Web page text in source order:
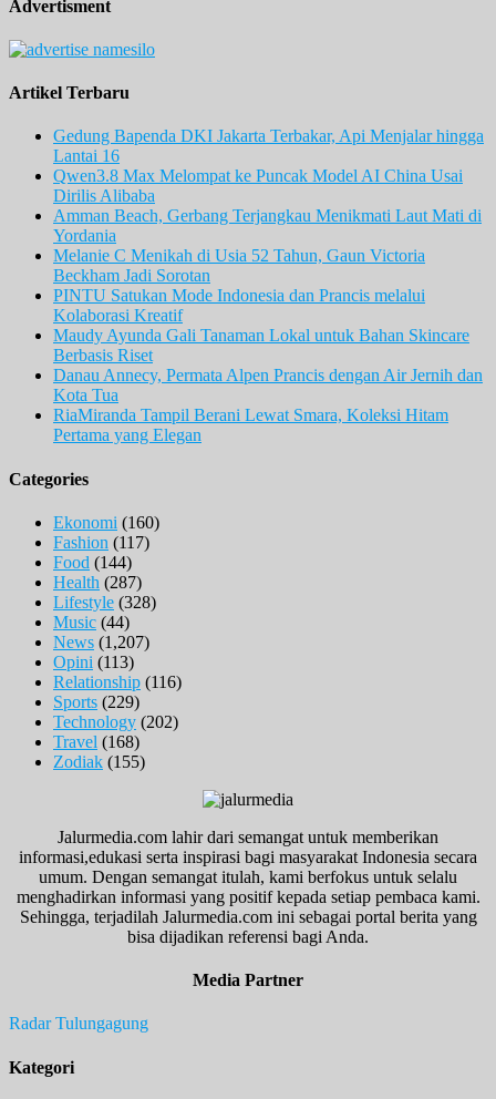
Advertisment
Artikel Terbaru
Gedung Bapenda DKI Jakarta Terbakar, Api Menjalar hingga
Lantai 16
Qwen3.8 Max Melompat ke Puncak Model AI China Usai
Dirilis Alibaba
Amman Beach, Gerbang Terjangkau Menikmati Laut Mati di
Yordania
Melanie C Menikah di Usia 52 Tahun, Gaun Victoria
Beckham Jadi Sorotan
PINTU Satukan Mode Indonesia dan Prancis melalui
Kolaborasi Kreatif
Maudy Ayunda Gali Tanaman Lokal untuk Bahan Skincare
Berbasis Riset
Danau Annecy, Permata Alpen Prancis dengan Air Jernih dan
Kota Tua
RiaMiranda Tampil Berani Lewat Smara, Koleksi Hitam
Pertama yang Elegan
Categories
Ekonomi (160)
Fashion (117)
Food (144)
Health (287)
Lifestyle (328)
Music (44)
News (1,207)
Opini (113)
Relationship (116)
Sports (229)
Technology (202)
Travel (168)
Zodiak (155)
Jalurmedia.com lahir dari semangat untuk memberikan
informasi,edukasi serta inspirasi bagi masyarakat Indonesia secara
umum. Dengan semangat itulah, kami berfokus untuk selalu
menghadirkan informasi yang positif kepada setiap pembaca kami.
Sehingga, terjadilah Jalurmedia.com ini sebagai portal berita yang
bisa dijadikan referensi bagi Anda.
Media Partner
Radar Tulungagung
Kategori